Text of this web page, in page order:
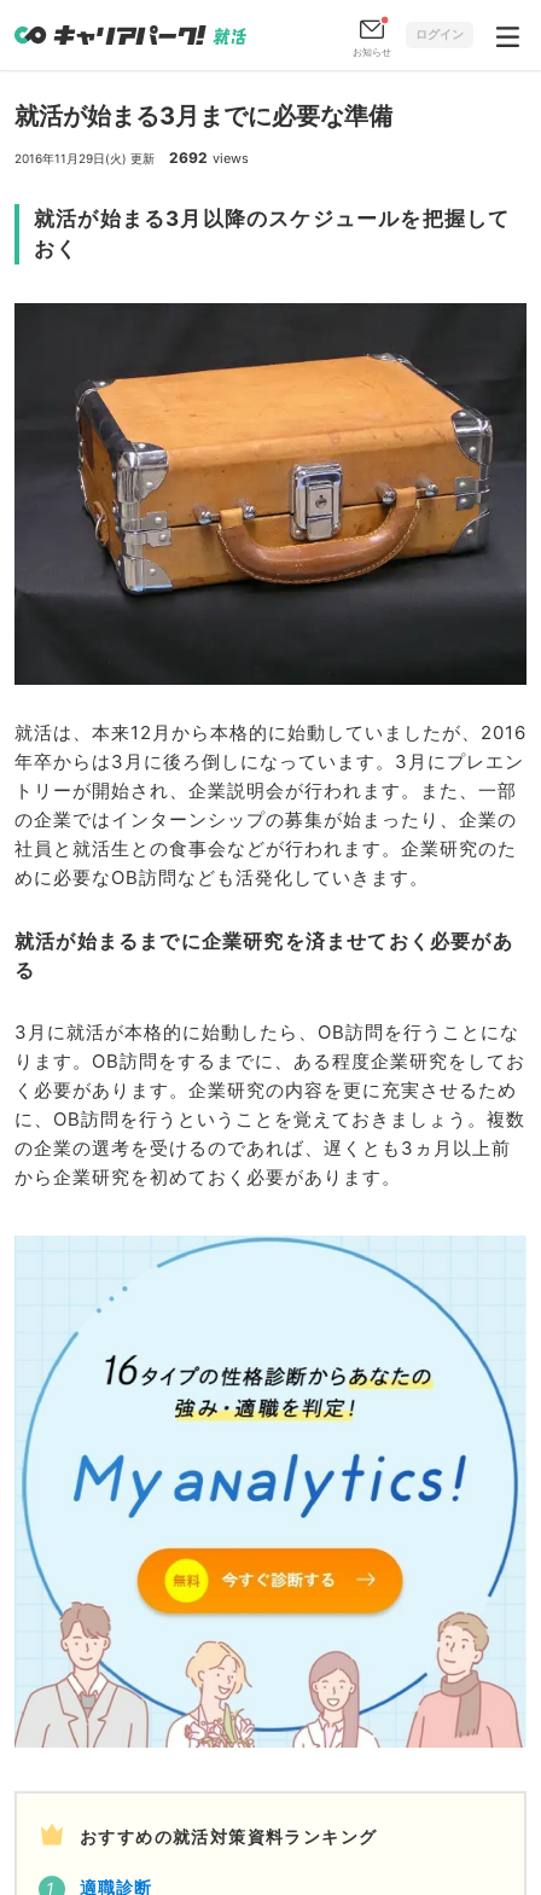
お知らせ
ログイン
就活が始まる3月までに必要な準備
2016年11月29日(火) 更新 2692 views
就活が始まる3月以降のスケジュールを把握して
おく
就活は、本来12月から本格的に始動していましたが、2016
年卒からは3月に後ろ倒しになっています。3月にプレエン
トリーが開始され、企業説明会が行われます。また、一部
の企業ではインターンシップの募集が始まったり、企業の
社員と就活生との食事会などが行われます。企業研究のた
めに必要なOB訪問なども活発化していきます。
就活が始まるまでに企業研究を済ませておく必要があ
る
3月に就活が本格的に始動したら、OB訪問を行うことにな
ります。OB訪問をするまでに、ある程度企業研究をしてお
く必要があります。企業研究の内容を更に充実させるため
に、OB訪問を行うということを覚えておきましょう。複数
の企業の選考を受けるのであれば、遅くとも3ヵ月以上前
から企業研究を初めておく必要があります。
おすすめの就活対策資料ランキング
適職診断